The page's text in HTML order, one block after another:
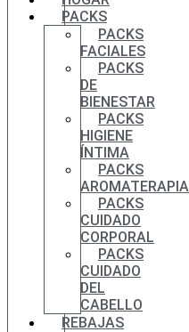
PACKS
PACKS
FACIALES
PACKS
DE
BIENESTAR
PACKS
HIGIENE
ÍNTIMA
PACKS
AROMATERAPIA
PACKS
CUIDADO
CORPORAL
PACKS
CUIDADO
DEL
CABELLO
REBAJAS